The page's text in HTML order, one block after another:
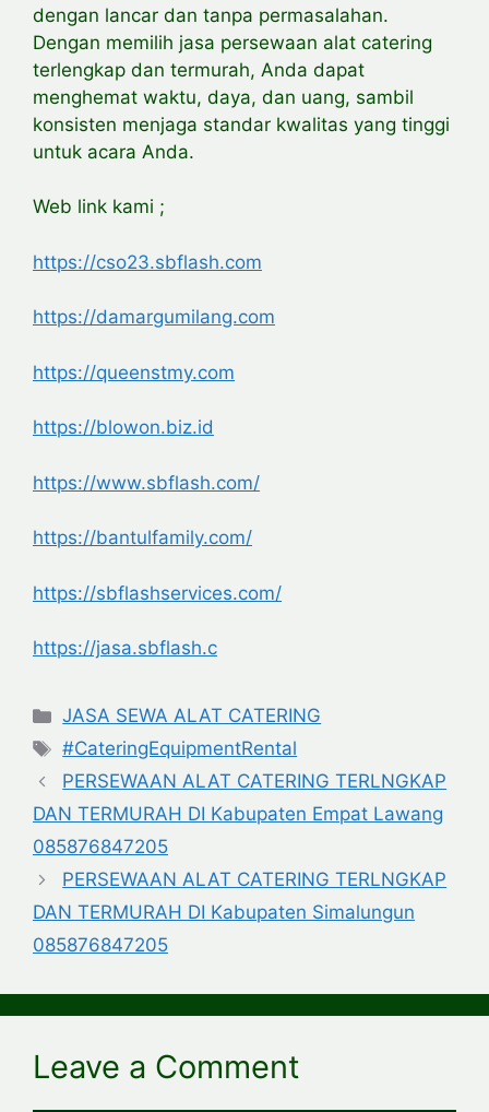
dengan lancar dan tanpa permasalahan.
Dengan memilih jasa persewaan alat catering
terlengkap dan termurah, Anda dapat
menghemat waktu, daya, dan uang, sambil
konsisten menjaga standar kwalitas yang tinggi
untuk acara Anda.
Web link kami ;
https://cso23.sbflash.com
https://damargumilang.com
https://queenstmy.com
https://blowon.biz.id
https://www.sbflash.com/
https://bantulfamily.com/
https://sbflashservices.com/
https://jasa.sbflash.c
Categories
JASA SEWA ALAT CATERING
Tags
#CateringEquipmentRental
PERSEWAAN ALAT CATERING TERLNGKAP
DAN TERMURAH DI Kabupaten Empat Lawang
085876847205
PERSEWAAN ALAT CATERING TERLNGKAP
DAN TERMURAH DI Kabupaten Simalungun
085876847205
Leave a Comment